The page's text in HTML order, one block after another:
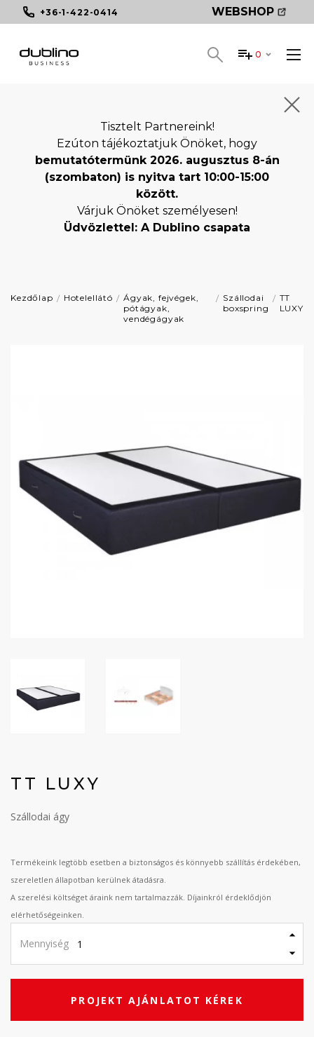
+36-1-422-0414 WEBSHOP
0
Tisztelt Partnereink!
Ezúton tájékoztatjuk Önöket, hogy
bemutatótermünk 2026. augusztus 8-án
(szombaton) is nyitva tart 10:00-15:00
között.
Várjuk Önöket személyesen!
Üdvözlettel: A Dublino csapata
Kezdőlap Hotelellátó
Ágyak, fejvégek,
pótágyak,
vendégágyak
Szállodai
boxspring
TT
LUXY
TT LUXY
Szállodai ágy
Termékeink legtöbb esetben a biztonságos és könnyebb szállítás érdekében,
szereletlen állapotban kerülnek átadásra.
A szerelési költséget áraink nem tartalmazzák. Díjainkról érdeklődjön
elérhetőségeinken.
Mennyiség
PROJEKT AJÁNLATOT KÉREK